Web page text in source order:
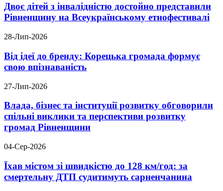
Двоє дітей з інвалідністю достойно представили
Рівненщину на Всеукраїнському етнофестивалі
28-Лип-2026
Від ідеї до бренду: Корецька громада формує
свою впізнаваність
27-Лип-2026
Влада, бізнес та інституції розвитку обговорили
спільні виклики та перспективи розвитку
громад Рівненщини
04-Сер-2026
Їхав містом зі швидкістю до 128 км/год: за
смертельну ДТП судитимуть сарненчанина